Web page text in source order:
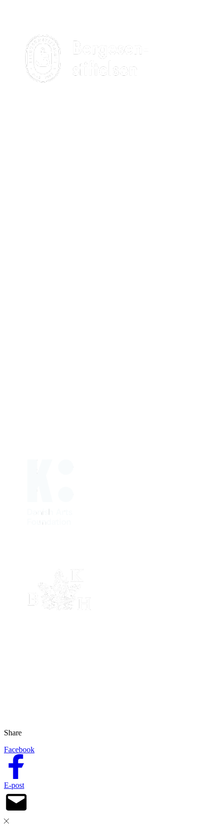
Share
Facebook
E-post